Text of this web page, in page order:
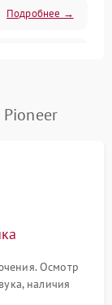
Подробнее →
Осмотр
наличия
тестовых